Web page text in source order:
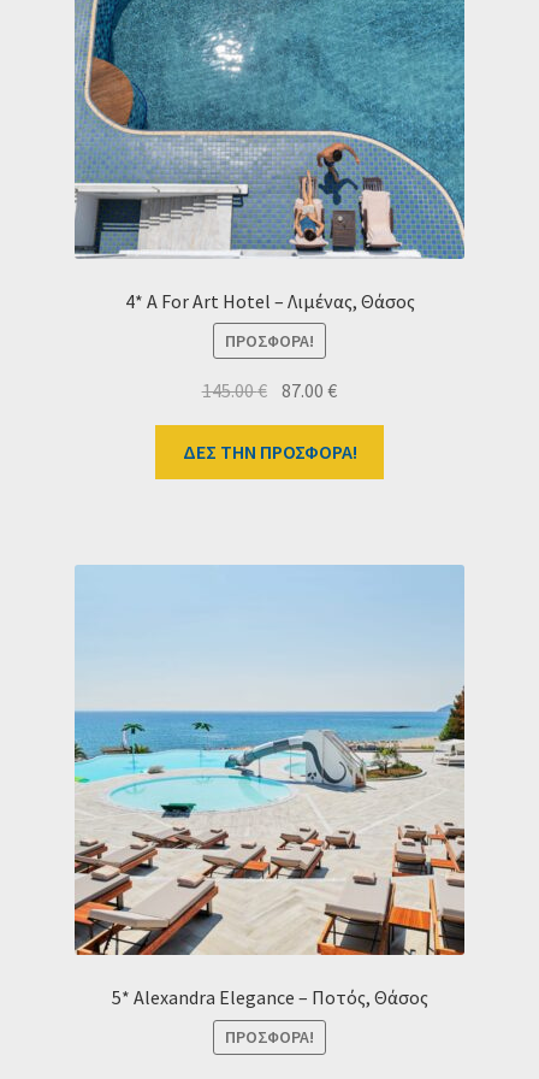
4* A For Art Hotel – Λιμένας, Θάσος
ΠΡΟΣΦΟΡΆ!
145.00€ Original
was:
145.00 €.
87.00€Η
τιμή
είναι:
ΔΕΣ ΤΗΝ ΠΡΟΣΦΟΡΑ!
5* Alexandra Elegance – Ποτός, Θάσος
ΠΡΟΣΦΟΡΆ!